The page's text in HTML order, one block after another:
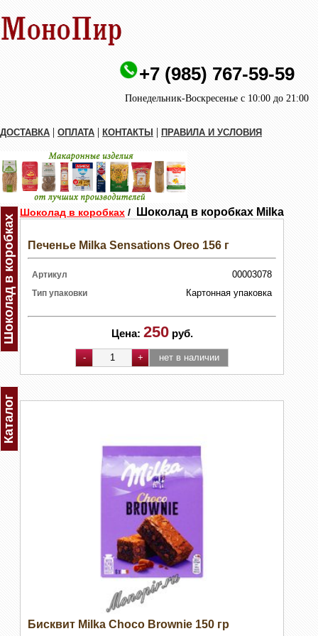
+7 (985) 767-59-59
Понедельник-Воскресенье с 10:00 до 21:00
ДОСТАВКА | ОПЛАТА | КОНТАКТЫ | ПРАВИЛА И УСЛОВИЯ
Шоколад в коробках
Каталог
Шоколад в коробках / Шоколад в коробках Milka
Печенье Milka Sensations Oreo 156 г
Артикул 00003078
Тип упаковки Картонная упаковка
Цена: 250 руб.
Бисквит Milka Choco Brownie 150 гр